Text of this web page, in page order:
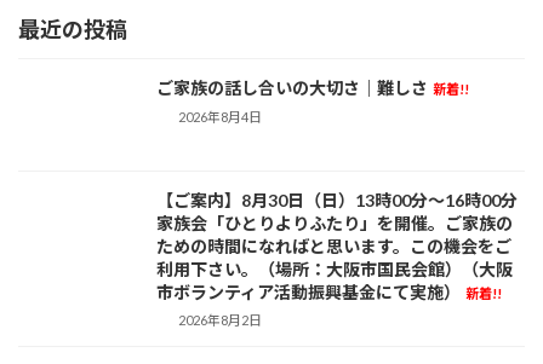
最近の投稿
ご家族の話し合いの大切さ｜難しさ 新着!!
2026年8月4日
【ご案内】8月30日（日）13時00分～16時00分
家族会「ひとりよりふたり」を開催。ご家族の
ための時間になればと思います。この機会をご
利用下さい。（場所：大阪市国民会館）（大阪
市ボランティア活動振興基金にて実施）
新着!!
2026年8月2日